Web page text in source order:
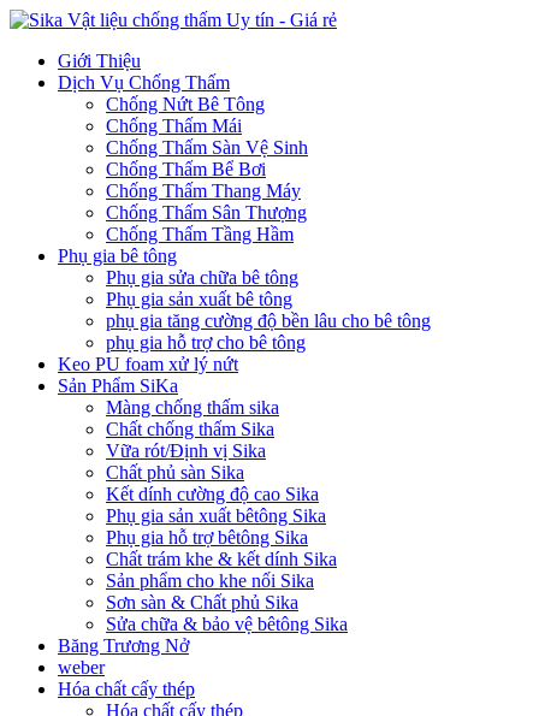
Giới Thiệu
Dịch Vụ Chống Thấm
Chống Nứt Bê Tông
Chống Thấm Mái
Chống Thấm Sàn Vệ Sinh
Chống Thấm Bể Bơi
Chống Thấm Thang Máy
Chống Thấm Sân Thượng
Chống Thấm Tầng Hầm
Phụ gia bê tông
Phụ gia sửa chữa bê tông
Phụ gia sản xuất bê tông
phụ gia tăng cường độ bền lâu cho bê tông
phụ gia hỗ trợ cho bê tông
Keo PU foam xử lý nứt
Sản Phẩm SiKa
Màng chống thấm sika
Chất chống thấm Sika
Vữa rót/Định vị Sika
Chất phủ sàn Sika
Kết dính cường độ cao Sika
Phụ gia sản xuất bêtông Sika
Phụ gia hỗ trợ bêtông Sika
Chất trám khe & kết dính Sika
Sản phẩm cho khe nối Sika
Sơn sàn & Chất phủ Sika
Sửa chữa & bảo vệ bêtông Sika
Băng Trương Nở
weber
Hóa chất cấy thép
Hóa chất cấy thép